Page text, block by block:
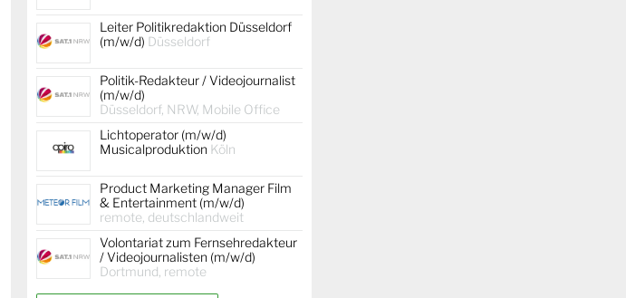
Leiter Politikredaktion Düsseldorf
(m/w/d) Düsseldorf
Politik-Redakteur / Videojournalist
(m/w/d)
Düsseldorf, NRW, Mobile Office
Lichtoperator (m/w/d)
Musicalproduktion Köln
Product Marketing Manager Film
& Entertainment (m/w/d)
remote, deutschlandweit
Volontariat zum Fernsehredakteur
/ Videojournalisten (m/w/d)
Dortmund, remote